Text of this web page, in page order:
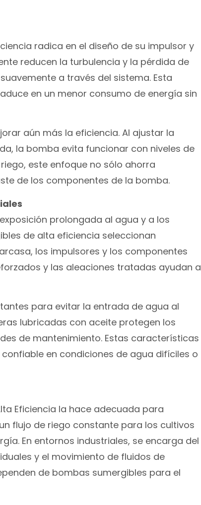
radica en el diseño de su impulsor y
reducen la turbulencia y la pérdida de
a través del sistema. Esta
en un menor consumo de energía sin
aún más la eficiencia. Al ajustar la
la bomba evita funcionar con niveles de
este enfoque no sólo ahorra
de los componentes de la bomba.
prolongada al agua y a los
de alta eficiencia seleccionan
los impulsores y los componentes
y las aleaciones tratadas ayudan a
para evitar la entrada de agua al
lubricadas con aceite protegen los
de mantenimiento. Estas características
en condiciones de agua difíciles o
Eficiencia la hace adecuada para
flujo de riego constante para los cultivos
En entornos industriales, se encarga del
y el movimiento de fluidos de
de bombas sumergibles para el